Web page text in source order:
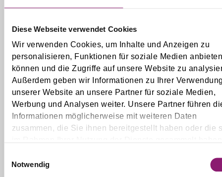
Diese Webseite verwendet Cookies
Wir verwenden Cookies, um Inhalte und Anzeigen zu
personalisieren, Funktionen für soziale Medien
können und die Zugriffe auf unsere Website zu
Außerdem geben wir Informationen zu Ihrer
unserer Website an unsere Partner für soziale Medien,
Werbung und Analysen weiter. Unsere Partner führen
Informationen möglicherweise mit weiteren Daten
zusammen, die Sie ihnen bereitgestellt haben oder die
Notwendig